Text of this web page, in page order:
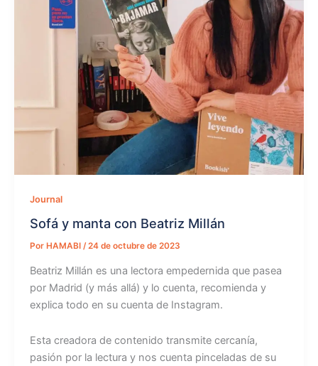
Journal
Sofá y manta con Beatriz Millán
Por HAMABI /24 de octubre de 2023
Beatriz Millán es una lectora empedernida que pasea
por Madrid (y más allá) y lo cuenta, recomienda y
explica todo en su cuenta de Instagram.
Esta creadora de contenido transmite cercanía,
pasión por la lectura y nos cuenta pinceladas de su